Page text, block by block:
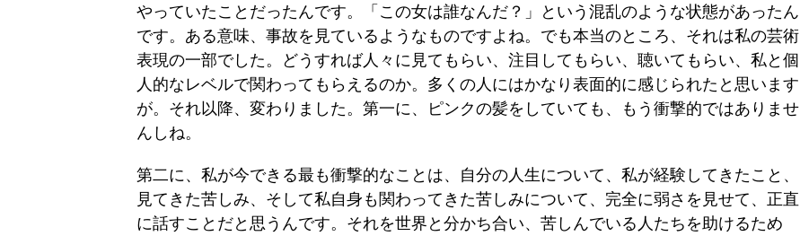
やっていたことだったんです。「この女は誰なんだ？」という混乱のような状態があったん
です。ある意味、事故を見ているようなものですよね。でも本当のところ、それは私の芸術
表現の一部でした。どうすれば人々に見てもらい、注目してもらい、聴いてもらい、私と個
人的なレベルで関わってもらえるのか。多くの人にはかなり表面的に感じられたと思います
が。それ以降、変わりました。第一に、ピンクの髪をしていても、もう衝撃的ではありませ
んしね。
第二に、私が今できる最も衝撃的なことは、自分の人生について、私が経験してきたこと、
見てきた苦しみ、そして私自身も関わってきた苦しみについて、完全に弱さを見せて、正直
に話すことだと思うんです。それを世界と分かち合い、苦しんでいる人たちを助けるため